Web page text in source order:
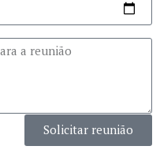
Solicitar reunião